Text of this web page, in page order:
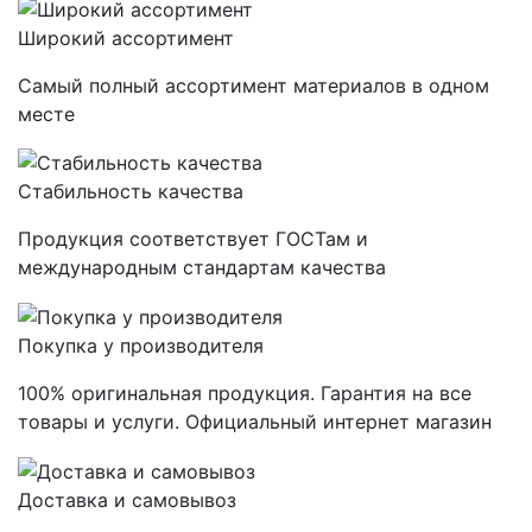
Широкий ассортимент
Самый полный ассортимент материалов в одном
месте
Стабильность качества
Продукция соответствует ГОСТам и
международным стандартам качества
Покупка у производителя
100% оригинальная продукция. Гарантия на все
товары и услуги. Официальный интернет магазин
Доставка и самовывоз